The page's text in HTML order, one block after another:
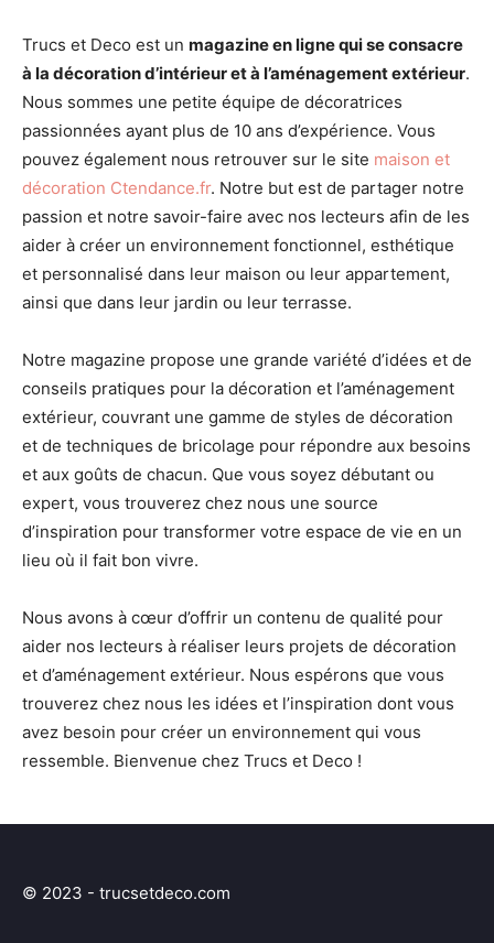
Trucs et Deco est un magazine en ligne qui se consacre
à la décoration d’intérieur et à l’aménagement extérieur.
Nous sommes une petite équipe de décoratrices
passionnées ayant plus de 10 ans d’expérience. Vous
pouvez également nous retrouver sur le site maison et
décoration Ctendance.fr. Notre but est de partager notre
passion et notre savoir-faire avec nos lecteurs afin de les
aider à créer un environnement fonctionnel, esthétique
et personnalisé dans leur maison ou leur appartement,
ainsi que dans leur jardin ou leur terrasse.
Notre magazine propose une grande variété d’idées et de
conseils pratiques pour la décoration et l’aménagement
extérieur, couvrant une gamme de styles de décoration
et de techniques de bricolage pour répondre aux besoins
et aux goûts de chacun. Que vous soyez débutant ou
expert, vous trouverez chez nous une source
d’inspiration pour transformer votre espace de vie en un
lieu où il fait bon vivre.
Nous avons à cœur d’offrir un contenu de qualité pour
aider nos lecteurs à réaliser leurs projets de décoration
et d’aménagement extérieur. Nous espérons que vous
trouverez chez nous les idées et l’inspiration dont vous
avez besoin pour créer un environnement qui vous
ressemble. Bienvenue chez Trucs et Deco !
© 2023 - trucsetdeco.com